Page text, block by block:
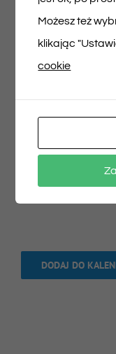
DODAJ DO
Możesz też
klikając
cookie